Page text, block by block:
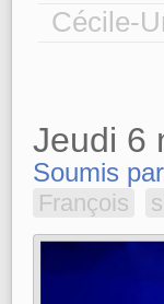
Cécile-
Jeudi 6
Soumis
François